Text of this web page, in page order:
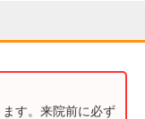
す。来院前に必ず